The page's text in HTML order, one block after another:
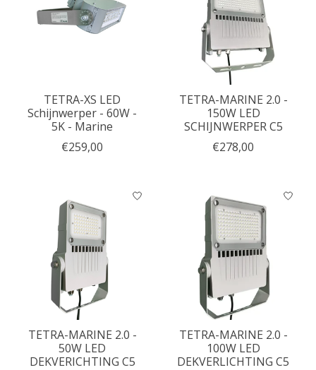
TETRA-XS LED
Schijnwerper - 60W -
5K - Marine
€259,00
TETRA-MARINE 2.0 -
150W LED
SCHIJNWERPER C5
€278,00
TETRA-MARINE 2.0 -
50W LED
DEKVERICHTING C5
TETRA-MARINE 2.0 -
100W LED
DEKVERLICHTING C5